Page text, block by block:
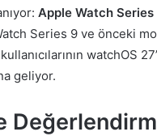
Apple Watch Series
Series 9 ve önceki
watchOS
geliyor.